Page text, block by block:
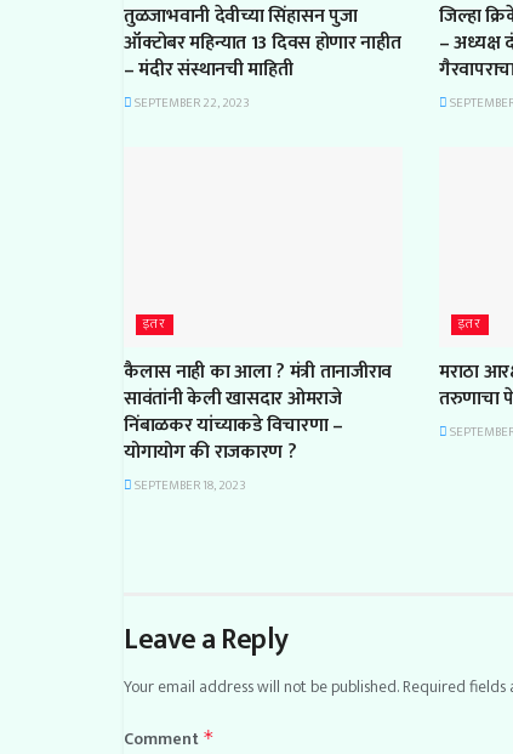
तुळजाभवानी देवीच्या सिंहासन पुजा
ऑक्टोबर महिन्यात 13 दिवस होणार नाहीत
– मंदीर संस्थानची माहिती
SEPTEMBER 22, 2023
जिल्हा
– अध्यक्ष
इतर
कैलास नाही का आला ? मंत्री तानाजीराव
सावंतांनी केली खासदार ओमराजे
निंबाळकर यांच्याकडे विचारणा –
योगायोग की राजकारण ?
SEPTEMBER 18, 2023
इतर
मराठा
तरुणाचा
Leave a Reply
Your email address will not be published.Required fields
Comment *